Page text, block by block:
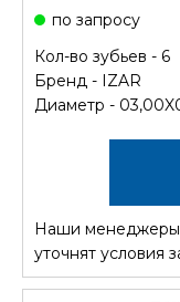
по запросу
Кол-во зубьев - 6
Бренд - IZAR
Диаметр -
Наши менеджеры
уточнят условия